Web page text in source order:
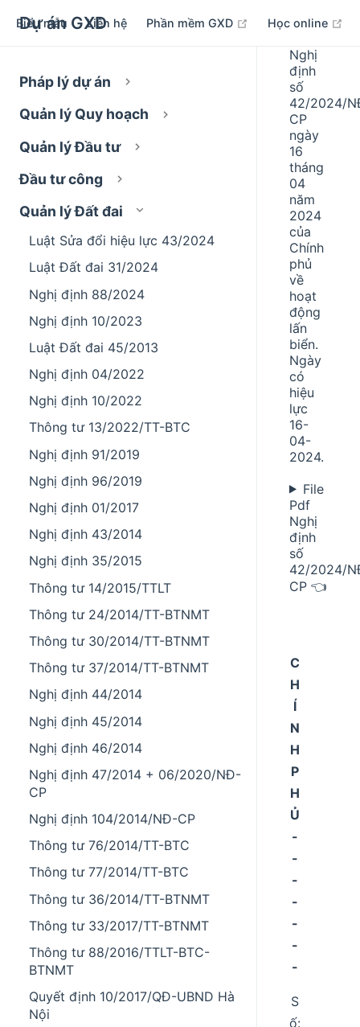
Dự án GXD
Biểu mẫu Liên hệ Phần mềm GXD open in new
Học online
Pháp lý dự án
Quản lý Quy hoạch
Quản lý Đầu tư
Đầu tư công
Quản lý Đất đai
Luật Sửa đổi hiệu lực 43/2024
Luật Đất đai 31/2024
Nghị định 88/2024
Nghị định 10/2023
Luật Đất đai 45/2013
Nghị định 04/2022
Nghị định 10/2022
Thông tư 13/2022/TT-BTC
Nghị định 91/2019
Nghị định 96/2019
Nghị định 01/2017
Nghị định 43/2014
Nghị định 35/2015
Thông tư 14/2015/TTLT
Thông tư 24/2014/TT-BTNMT
Thông tư 30/2014/TT-BTNMT
Thông tư 37/2014/TT-BTNMT
Nghị định 44/2014
Nghị định 45/2014
Nghị định 46/2014
Nghị định 47/2014 + 06/2020/NĐ-
CP
Nghị định 104/2014/NĐ-CP
Thông tư 76/2014/TT-BTC
Thông tư 77/2014/TT-BTC
Thông tư 36/2014/TT-BTNMT
Thông tư 33/2017/TT-BTNMT
Thông tư 88/2016/TTLT-BTC-
BTNMT
Quyết định 10/2017/QĐ-UBND Hà
Nội
Nghị
định
số
42/2024/
CP
ngày
16
tháng
04
năm
2024
của
Chính
phủ
về
hoạt
động
lấn
biển.
Ngày
có
hiệu
lực
16-
04-
2024.
File
Pdf
Nghị
định
số
42/2024/
CP 👈
C
H
Í
N
H
P
H
Ủ
-
-
-
-
-
-
-
S
ố: